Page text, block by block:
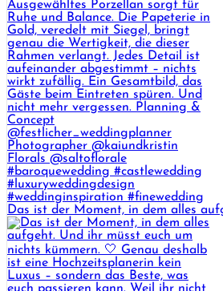
Das ist der Moment, in dem alles